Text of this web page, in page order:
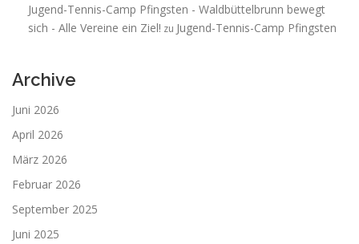
Jugend-Tennis-Camp Pfingsten - Waldbüttelbrunn bewegt
sich - Alle Vereine ein Ziel! zu Jugend-Tennis-Camp Pfingsten
Archive
Juni 2026
April 2026
März 2026
Februar 2026
September 2025
Juni 2025